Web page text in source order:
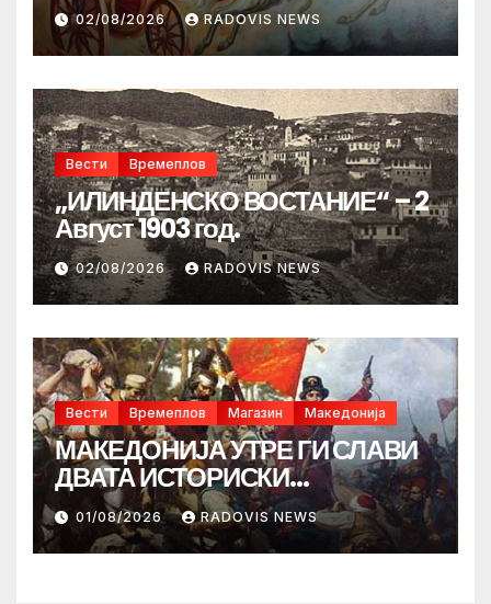
02/08/2026 RADOVIS NEWS
Вести Времеплов
„ИЛИНДЕНСКО ВОСТАНИЕ“ – 2
Август 1903 год.
02/08/2026 RADOVIS NEWS
Вести Времеплов Магазин Македонија
МАКЕДОНИЈА УТРЕ ГИ СЛАВИ
ДВАТА ИСТОРИСКИ
ИЛИНДЕНА!
01/08/2026 RADOVIS NEWS